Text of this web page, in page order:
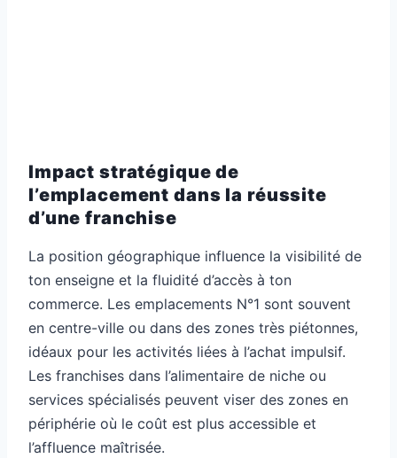
Impact stratégique de
l’emplacement dans la réussite
d’une franchise
La position géographique influence la visibilité de
ton enseigne et la fluidité d’accès à ton
commerce. Les emplacements N°1 sont souvent
en centre-ville ou dans des zones très piétonnes,
idéaux pour les activités liées à l’achat impulsif.
Les franchises dans l’alimentaire de niche ou
services spécialisés peuvent viser des zones en
périphérie où le coût est plus accessible et
l’affluence maîtrisée.